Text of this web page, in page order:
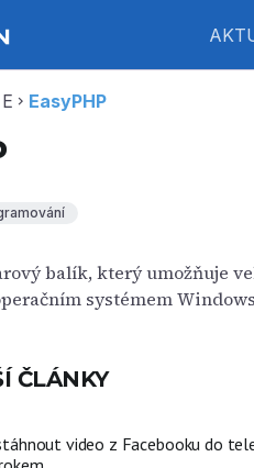
chevron_right EasyPHP
balík, který umožňuje
systémem
ČLÁNKY
video z Facebooku do